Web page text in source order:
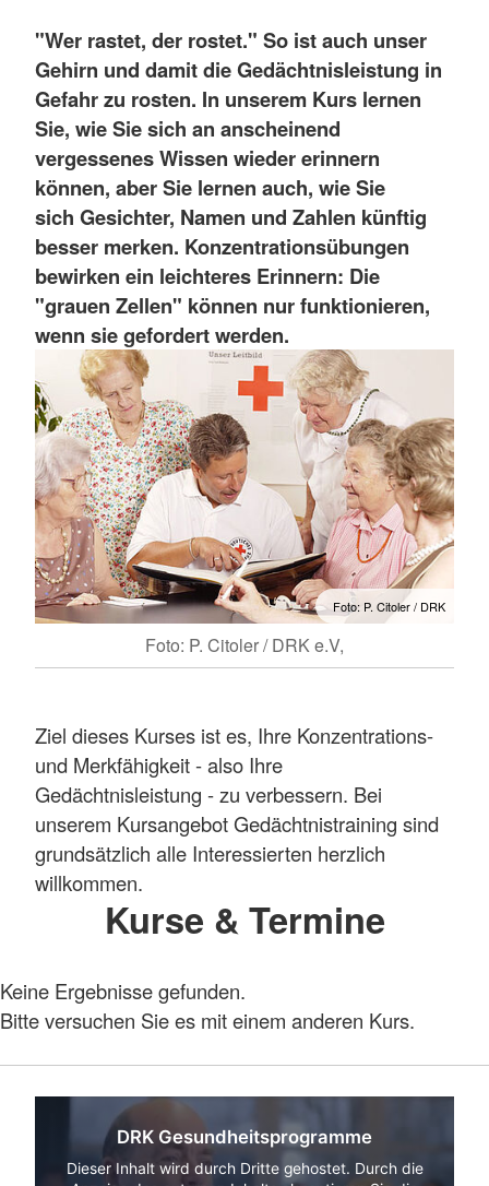
"Wer rastet, der rostet." So ist auch unser
Gehirn und damit die Gedächtnisleistung in
Gefahr zu rosten. In unserem Kurs lernen
Sie, wie Sie sich an anscheinend
vergessenes Wissen wieder erinnern
können, aber Sie lernen auch, wie Sie
sich Gesichter, Namen und Zahlen künftig
besser merken. Konzentrationsübungen
bewirken ein leichteres Erinnern: Die
"grauen Zellen" können nur funktionieren,
wenn sie gefordert werden.
Foto: P. Citoler / DRK
Foto: P. Citoler / DRK e.V,
Ziel dieses Kurses ist es, Ihre Konzentrations-
und Merkfähigkeit - also Ihre
Gedächtnisleistung - zu verbessern. Bei
unserem Kursangebot Gedächtnistraining sind
grundsätzlich alle Interessierten herzlich
willkommen.
Kurse & Termine
Keine Ergebnisse gefunden.
Bitte versuchen Sie es mit einem anderen Kurs.
DRK Gesundheitsprogramme
Dieser Inhalt wird durch Dritte gehostet. Durch die